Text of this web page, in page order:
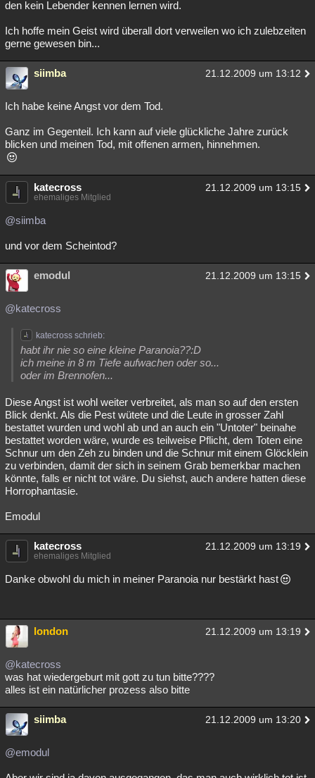
den kein Lebender kennen lernen wird.
Ich hoffe mein Geist wird überall dort verweilen wo ich zulebzeiten
gerne gewesen bin...
siimba 21.12.2009 um 13:12
Ich habe keine Angst vor dem Tod.
Ganz im Gegenteil. Ich kann auf viele glückliche Jahre zurück
blicken und meinen Tod, mit offenen armen, hinnehmen.
katecross 21.12.2009 um 13:15
ehemaliges Mitglied
@siimba
und vor dem Scheintod?
emodul 21.12.2009 um 13:15
@katecross
katecross schrieb:
habt ihr nie so eine kleine Paranoia??:D
ich meine in 8 m Tiefe aufwachen oder so...
oder im Brennofen...
Diese Angst ist wohl weiter verbreitet, als man so auf den ersten
Blick denkt. Als die Pest wütete und die Leute in grosser Zahl
bestattet wurden und wohl ab und an auch ein "Untoter" beinahe
bestattet worden wäre, wurde es teilweise Pflicht, dem Toten eine
Schnur um den Zeh zu binden und die Schnur mit einem Glöcklein
zu verbinden, damit der sich in seinem Grab bemerkbar machen
könnte, falls er nicht tot wäre. Du siehst, auch andere hatten diese
Horrophantasie.
Emodul
katecross 21.12.2009 um 13:19
ehemaliges Mitglied
Danke obwohl du mich in meiner Paranoia nur bestärkt hast
london 21.12.2009 um 13:19
@katecross
was hat wiedergeburt mit gott zu tun bitte????
alles ist ein natürlicher prozess also bitte
siimba 21.12.2009 um 13:20
@emodul